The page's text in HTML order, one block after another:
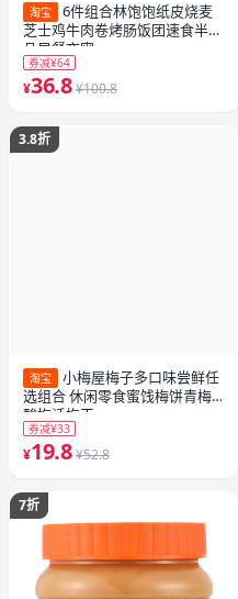
淘宝
6件组合林饱饱纸皮烧麦
芝士鸡牛肉卷烤肠饭团速食半成
品早餐夜宵
券减¥64
¥36.8 ¥100.8
3.8折
淘宝
小梅屋梅子多口味尝鲜任
选组合 休闲零食蜜饯梅饼青梅
酸梅话梅干
券减¥33
¥19.8 ¥52.8
7折